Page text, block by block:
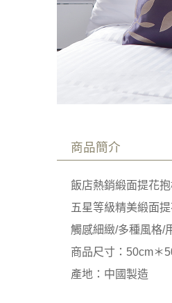
商品簡介
飯店熱銷緞面提花
五星等級精美緞面提
觸感細緻/多種風格/
商品尺寸：50cm＊
產地：中國製造